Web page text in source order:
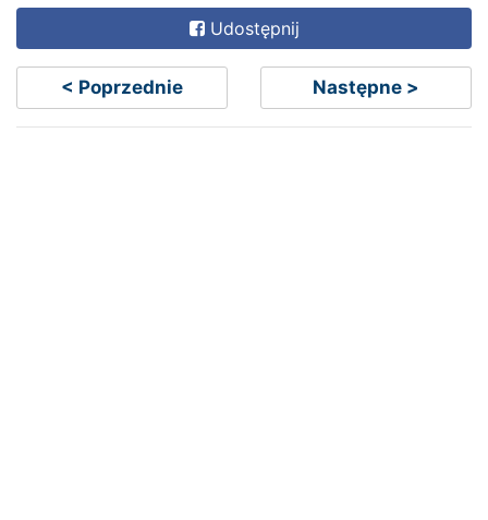
Udostępnij
< Poprzednie Następne >